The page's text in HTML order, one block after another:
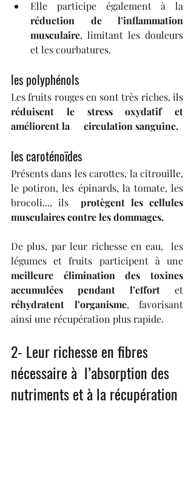
réduction de l’inflammation
musculaire, limitant les douleurs
et les courbatures.
les polyphénols
réduisent le stress oxydatif et
améliorent la 	circulation sanguine.
les caroténoïdes
Présents dans les carottes, la citrouille,
le potiron, les épinards, la tomate, les
brocoli..., ils protègent les cellules
musculaires contre les dommages.
De plus, par leur richesse en eau,  les
meilleure élimination des toxines
accumulées pendant l’effort
réhydratent l’organisme, favorisant
ainsi une récupération plus rapide.
2- Leur richesse en fibres
nécessaire à  l’absorption des
nutriments et à la récupération